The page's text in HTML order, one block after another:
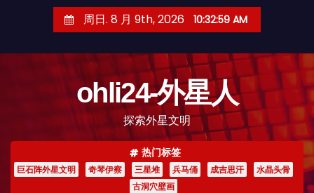
周日. 8 月 9th, 2026 10:33:01 AM
ohli24-外星人
探索外星文明
热门标签
巨石阵外星文明 奇琴伊察 三星堆 兵马俑 成吉思汗
水晶头骨
古洞穴壁画